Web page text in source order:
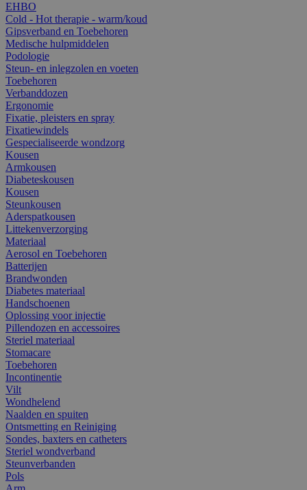
EHBO
Cold - Hot therapie - warm/koud
Gipsverband en Toebehoren
Medische hulpmiddelen
Podologie
Steun- en inlegzolen en voeten
Toebehoren
Verbanddozen
Ergonomie
Fixatie, pleisters en spray
Fixatiewindels
Gespecialiseerde wondzorg
Kousen
Armkousen
Diabeteskousen
Kousen
Steunkousen
Aderspatkousen
Littekenverzorging
Materiaal
Aerosol en Toebehoren
Batterijen
Brandwonden
Diabetes materiaal
Handschoenen
Oplossing voor injectie
Pillendozen en accessoires
Steriel materiaal
Stomacare
Toebehoren
Incontinentie
Vilt
Wondhelend
Naalden en spuiten
Ontsmetting en Reiniging
Sondes, baxters en catheters
Steriel wondverband
Steunverbanden
Pols